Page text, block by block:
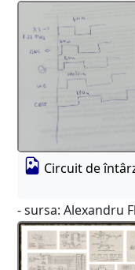
Circuit de
- sursa: Alexandru